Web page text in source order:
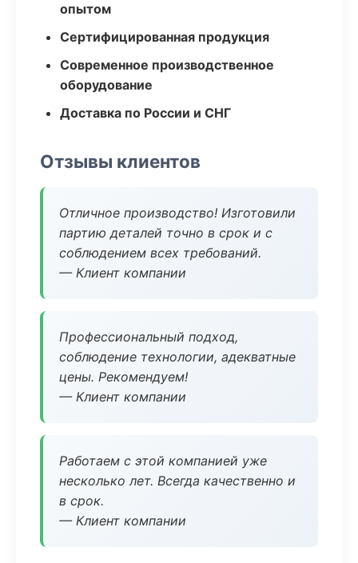
опытом
Сертифицированная продукция
Современное производственное
оборудование
Доставка по России и СНГ
Отзывы клиентов
Отличное производство! Изготовили
партию деталей точно в срок и с
соблюдением всех требований.
— Клиент компании
Профессиональный подход,
соблюдение технологии, адекватные
цены. Рекомендуем!
— Клиент компании
Работаем с этой компанией уже
несколько лет. Всегда качественно и
в срок.
— Клиент компании